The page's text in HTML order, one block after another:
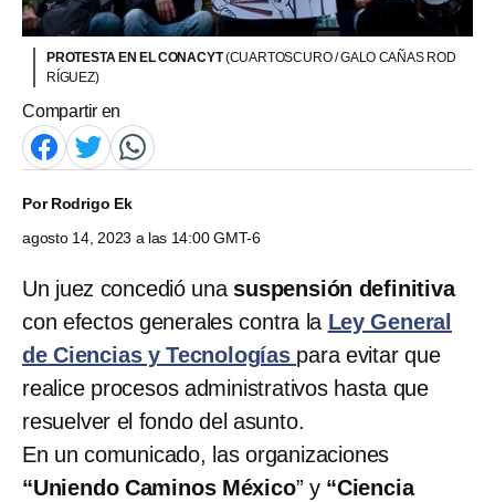
PROTESTA EN EL CONACYT(CUARTOSCURO / GALO CAÑAS ROD
RÍGUEZ)
Compartir en
PorRodrigo Ek
agosto 14, 2023 a las 14:00 GMT-6
Un juez concedió una suspensión definitiva
con efectos generales contra la Ley General
de Ciencias y Tecnologías para evitar que
realice procesos administrativos hasta que
resuelver el fondo del asunto.
En un comunicado, las organizaciones
“Uniendo Caminos México” y “Ciencia